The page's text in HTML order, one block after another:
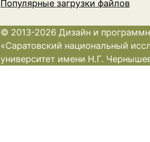
Популярные загрузки файлов
© 2013-2026 Дизайн и
«Саратовский национальный
университет имени Н.Г.